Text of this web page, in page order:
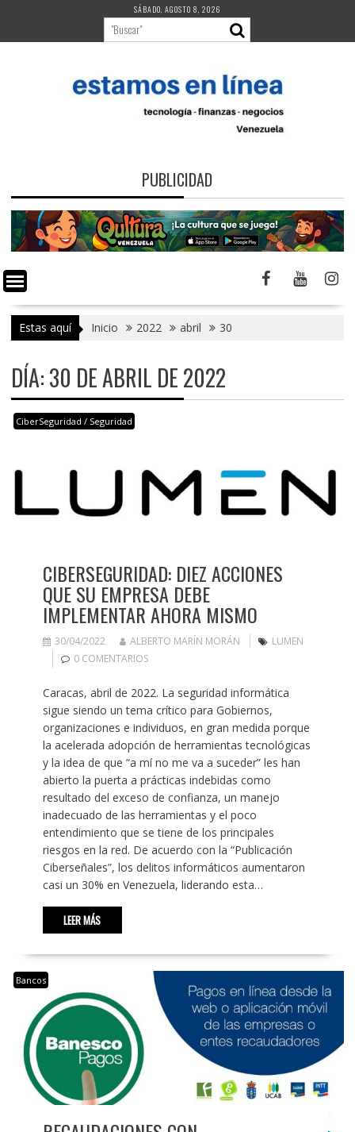
contenido
SÁBADO, AGOSTO 8, 2026
PUBLICIDAD
Estas aquí Inicio 2022 abril 30
DÍA:30 DE ABRIL DE 2022
CiberSeguridad / Seguridad
CIBERSEGURIDAD: DIEZ ACCIONES
QUE SU EMPRESA DEBE
IMPLEMENTAR AHORA MISMO
30/04/2022 ALBERTO MARÍN MORÁN
LUMEN
0 COMENTARIOS
Caracas, abril de 2022. La seguridad informática
sigue siendo un tema crítico para Gobiernos,
organizaciones e individuos, en gran medida porque
la acelerada adopción de herramientas tecnológicas
y la idea de que “a mí no me va a suceder” les han
abierto la puerta a prácticas indebidas como
resultado del exceso de confianza, un manejo
inadecuado de las herramientas y el poco
entendimiento que se tiene de los principales
riesgos en la red. De acuerdo con la “Publicación
Ciberseñales”, los delitos informáticos aumentaron
casi un 30% en Venezuela, liderando esta…
LEER MÁS
Bancos